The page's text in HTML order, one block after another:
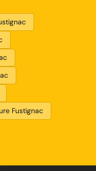
Fustignac